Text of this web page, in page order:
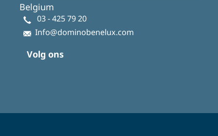
Belgium
03 - 425 79 20
Info@dominobenelux.com
Volg ons